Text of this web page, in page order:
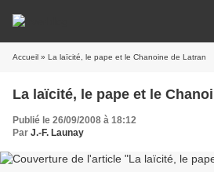
Accueil » La laïcité, le pape et le Chanoine de Latran
La laïcité, le pape et le
Publié le 26/09/2008 à 18:12
Par J.-F. Launay